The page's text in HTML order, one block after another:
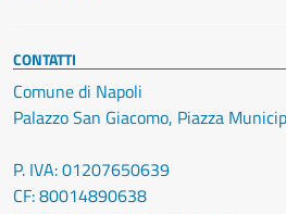
CONTATTI
Comune di Napoli
Palazzo San Giacomo, Piazza
P. IVA: 01207650639
CF: 80014890638